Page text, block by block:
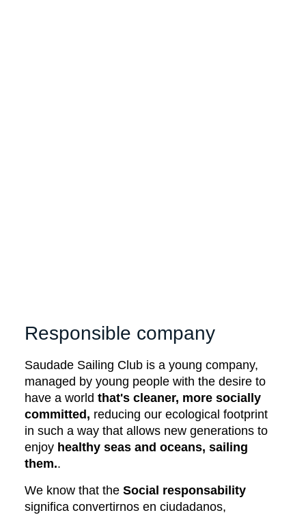
Responsible company
Saudade Sailing Club is a young company,
managed by young people with the desire to
have a world that's cleaner, more socially
committed, reducing our ecological footprint
in such a way that allows new generations to
enjoy healthy seas and oceans, sailing
them..
We know that the Social responsability
significa convertirnos en ciudadanos,